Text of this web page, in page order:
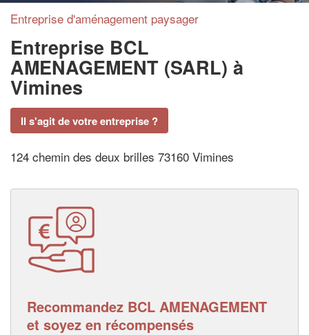
Entreprise d'aménagement paysager
Entreprise BCL
AMENAGEMENT (SARL) à
Vimines
Il s'agit de votre entreprise ?
124 chemin des deux brilles 73160 Vimines
Recommandez BCL AMENAGEMENT
et soyez en récompensés